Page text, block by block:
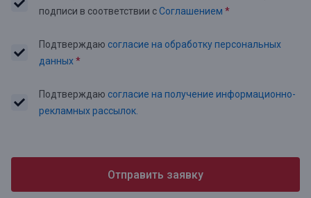
подписи в соответствии сСоглашением *
Подтверждаю согласие на обработку персональных
данных*
Подтверждаю согласие на получение информационно-
рекламных рассылок.
Отправить заявку